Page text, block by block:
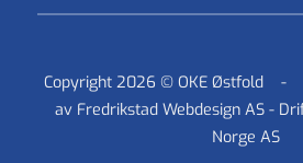
Copyright 2026 © OKE Østfold -
av Fredrikstad Webdesign AS-
Norge AS